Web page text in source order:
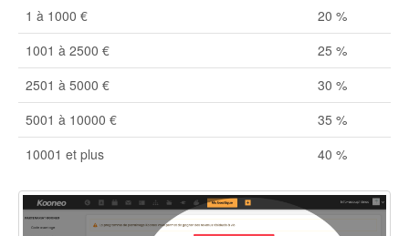
1 à 1000 €
20 %
1001 à 2500 €
25 %
2501 à 5000 €
30 %
5001 à 10000 €
35 %
10001 et plus
40 %